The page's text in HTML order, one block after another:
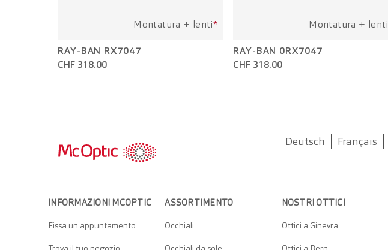
Montatura + lenti*
RAY-BAN RX7047
CHF 318.00
Montatura + lenti
RAY-BAN 0RX7047
CHF 318.00
Deutsch Français
INFORMAZIONI MCOPTIC
Fissa un appuntamento
ASSORTIMENTO
Occhiali
NOSTRI OTTICI
Ottici a Ginevra